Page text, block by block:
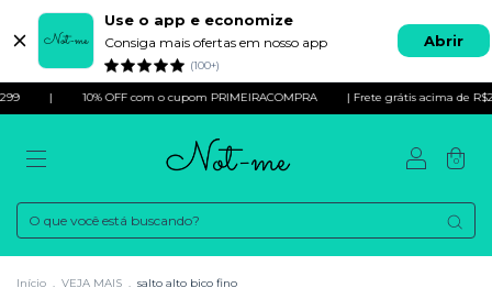
Use o app e economize
Consiga mais ofertas em nosso app
(100+)
Abrir
10% OFF com o cupom PRIMEIRACOMPRA | Frete grátis acima de
0
Início . VEJA MAIS . salto alto bico fino